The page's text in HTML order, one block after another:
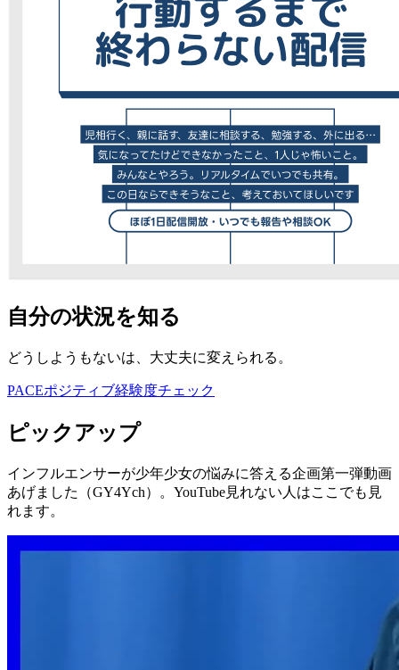
自分の状況を知る
どうしようもないは、大丈夫に変えられる。
PACEポジティブ経験度チェック
ピックアップ
インフルエンサーが少年少女の悩みに答える企画第一弾動画
あげました（GY4Ych）。YouTube見れない人はここでも見
れます。